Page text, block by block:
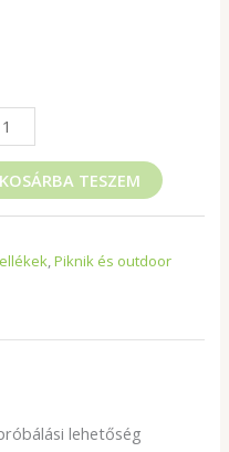
KOSÁRBA TESZEM
,Piknik és outdoor
lehetőség